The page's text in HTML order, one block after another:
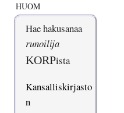
HUOM
Hae hakusanaa
runoilija
KORPista
Kansalliskirjasto
n